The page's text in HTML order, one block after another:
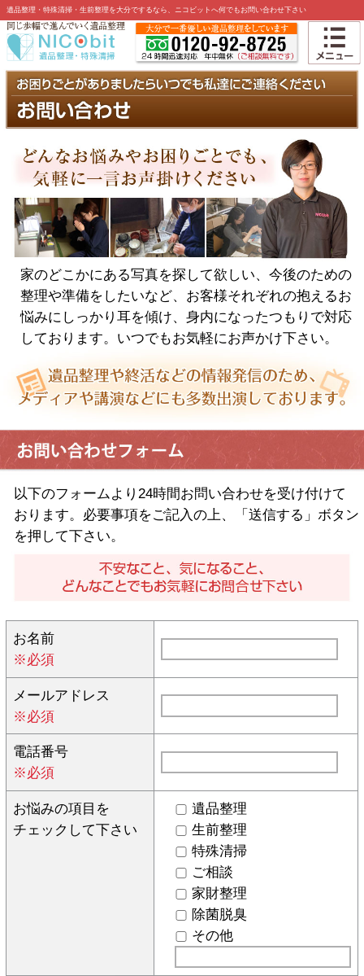
遺品整理・特殊清掃・生前整理を大分でするなら、ニコビットへ何でもお問い合わせ下さい
家のどこかにある写真を探して欲しい、今後のための
整理や準備をしたいなど、お客様それぞれの抱えるお
悩みにしっかり耳を傾け、身内になったつもりで対応
しております。いつでもお気軽にお声かけ下さい。
以下のフォームより24時間お問い合わせを受け付けて
おります。必要事項をご記入の上、「送信する」ボタン
を押して下さい。
お名前
※必須
メールアドレス
※必須
電話番号
※必須
お悩みの項目を
チェックして下さい
遺品整理
生前整理
特殊清掃
ご相談
家財整理
除菌脱臭
その他